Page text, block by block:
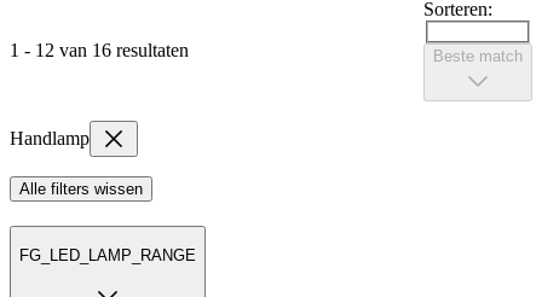
1 - 12 van 16 resultaten
Sorteren:
Beste match
Handlamp
Alle filters wissen
FG_LED_LAMP_RANGE